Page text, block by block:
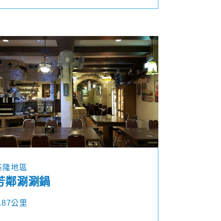
隆地區
鄰涮涮鍋
公里